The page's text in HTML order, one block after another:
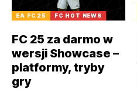
EA FC 25 FC HOT NEWS
FC 25 za darmo w
wersji Showcase –
platformy, tryby
gry